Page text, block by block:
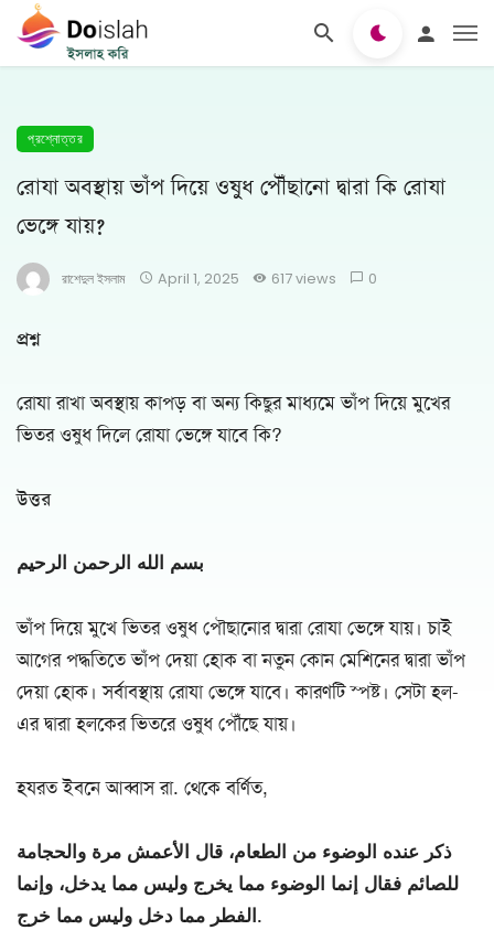
প্রশ্নোত্তর
রোযা অবস্থায় ভাঁপ দিয়ে ওষুধ পৌঁছানো দ্বারা কি রোযা
ভেঙ্গে যায়?
রাশেদুল ইসলাম April 1, 2025 617 views 0
প্রশ্ন
রোযা রাখা অবস্থায় কাপড় বা অন্য কিছুর মাধ্যমে ভাঁপ দিয়ে মুখের
ভিতর ওষুধ দিলে রোযা ভেঙ্গে যাবে কি?
উত্তর
بسم الله الرحمن الرحيم
ভাঁপ দিয়ে মুখে ভিতর ওষুধ পৌছানোর দ্বারা রোযা ভেঙ্গে যায়। চাই
আগের পদ্ধতিতে ভাঁপ দেয়া হোক বা নতুন কোন মেশিনের দ্বারা ভাঁপ
দেয়া হোক। সর্বাবস্থায় রোযা ভেঙ্গে যাবে। কারণটি স্পষ্ট। সেটা হল-
এর দ্বারা হলকের ভিতরে ওষুধ পৌঁছে যায়।
হযরত ইবনে আব্বাস রা. থেকে বর্ণিত,
ذكر عنده الوضوء من الطعام، قال الأعمش مرة والحجامة
للصائم فقال إنما الوضوء مما يخرج وليس مما يدخل، وإنما
الفطر مما دخل وليس مما خرج.